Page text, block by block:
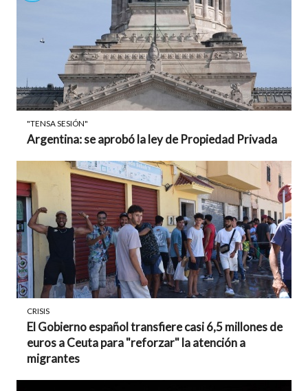
"TENSA SESIÓN"
Argentina: se aprobó la ley de Propiedad Privada
CRISIS
El Gobierno español transfiere casi 6,5 millones de
euros a Ceuta para "reforzar" la atención a
migrantes